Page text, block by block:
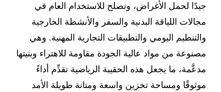
جيدًا لحمل الأغراض، وتصلح للاستخدام العام في
مجالات اللياقة البدنية والسفر والأنشطة الخارجية
والتنظيم اليومي والتطبيقات التجارية المهنية. وهي
مصنوعة من مواد عالية الجودة مقاومة للاهتراء وبنيتها
مدعَّمة، ما يجعل هذه الحقيبة الرياضية تقدِّم أداءً
موثوقًا ومساحة تخزين واسعة ومتانة طويلة الأمد